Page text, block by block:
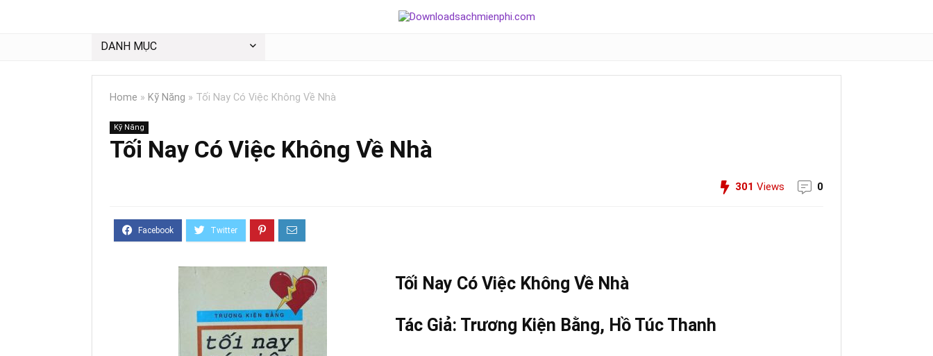
DANH MỤC
Home » Kỹ Năng » Tối Nay Có Việc Không Về Nhà
Kỹ Năng
Tối Nay Có Việc Không Về Nhà
301 Views 0
Tối Nay Có Việc Không Về Nhà
Tác Giả: Trương Kiện Bằng, Hồ Túc Thanh